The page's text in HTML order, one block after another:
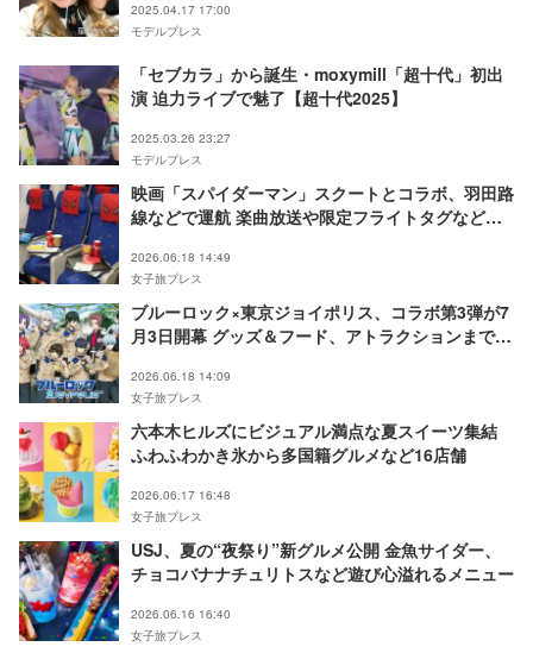
2025.04.17 17:00
モデルプレス
「セブカラ」から誕生・moxymill「超十代」初出
演 迫力ライブで魅了【超十代2025】
2025.03.26 23:27
モデルプレス
映画「スパイダーマン」スクートとコラボ、羽田路
線などで運航 楽曲放送や限定フライトタグなどの
2026.06.18 14:49
女子旅プレス
ブルーロック×東京ジョイポリス、コラボ第3弾が7
月3日開幕 グッズ＆フード、アトラクションまで内
2026.06.18 14:09
女子旅プレス
六本木ヒルズにビジュアル満点な夏スイーツ集結
ふわふわかき氷から多国籍グルメなど16店舗
2026.06.17 16:48
女子旅プレス
USJ、夏の“夜祭り”新グルメ公開 金魚サイダー、
チョコバナナチュリトスなど遊び心溢れるメニュー
2026.06.16 16:40
女子旅プレス